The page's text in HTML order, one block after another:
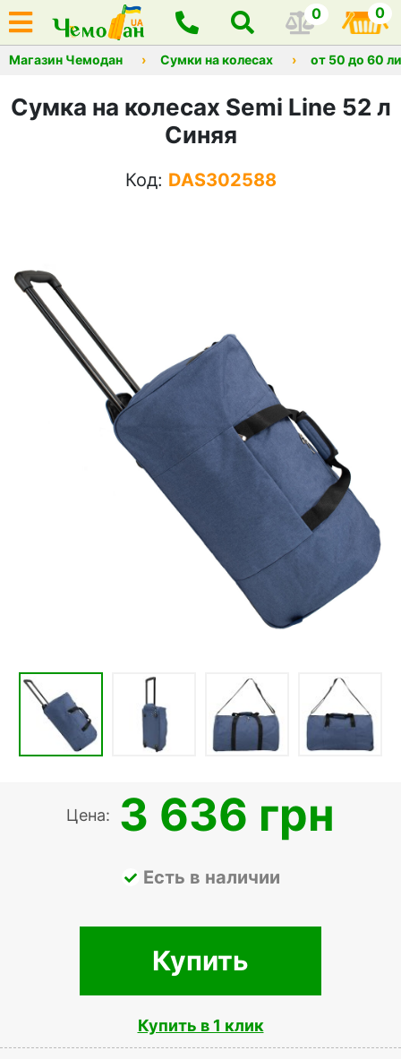
0 0
Магазин Чемодан Сумки на колесах от 50 до 60
Сумка на колесах Semi Line 52 л
Синяя
Код: DAS302588
Цена: 3 636 грн
Есть в наличии
Купить
Купить в 1 клик